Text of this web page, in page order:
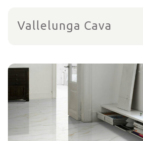
Vallelunga Cava